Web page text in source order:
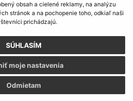
obsah a cielené reklamy, na analýzu
stránok a na pochopenie toho, odkiaľ naši
prichádzajú.
SÚHLASÍM
Odmietam
moje nastavenia
o stránke:
o prístupnosti
Autorské práva
osobných údajov
Navigácia:
aktuálnu stránku